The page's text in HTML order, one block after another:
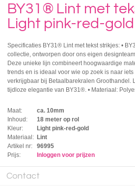
BY31® Lint met
Light pink-red-gold
Specificaties BY31® Lint met tekst strikjes: •
collectie, ontworpen door ons eigen
Deze unieke lijn combineert hoogwaardige
trends en is ideaal voor wie op zoek is naar
verkrijgbaar bij Betaalbarekralen Groothandel.
tijdloze elegantie van BY31®. • Materiaal:
Maat:
ca. 10mm
Inhoud:
18 meter op rol
Kleur:
Light pink-red-gold
Materiaal: Lint
Artikel nr:
96995
Prijs:
Inloggen voor prijzen
Contact